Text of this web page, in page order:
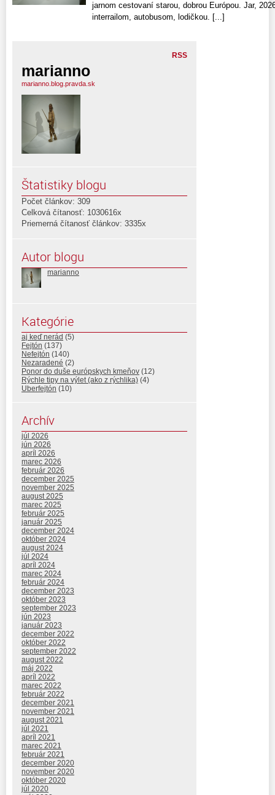
jarnom cestovaní starou, dobrou Európou. Jar,
interrailom, autobusom, lodičkou. [...]
RSS
marianno
marianno.blog.pravda.sk
Štatistiky blogu
Počet článkov: 309
Celková čítanosť: 1030616x
Priemerná čítanosť článkov: 3335x
Autor blogu
marianno
Kategórie
aj keď nerád (5)
Fejtón (137)
Nefejtón (140)
Nezaradené (2)
Ponor do duše európskych kmeňov (12)
Rýchle tipy na výlet (ako z rýchlika) (4)
Uberfejtón (10)
Archív
júl 2026
jún 2026
apríl 2026
marec 2026
február 2026
december 2025
november 2025
august 2025
marec 2025
február 2025
január 2025
december 2024
október 2024
august 2024
júl 2024
apríl 2024
marec 2024
február 2024
december 2023
október 2023
september 2023
jún 2023
január 2023
december 2022
október 2022
september 2022
august 2022
máj 2022
apríl 2022
marec 2022
február 2022
december 2021
november 2021
august 2021
júl 2021
apríl 2021
marec 2021
február 2021
december 2020
november 2020
október 2020
júl 2020